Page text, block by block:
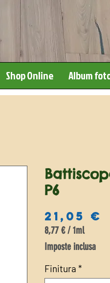
Shop Online Album
P6
21,05 €
8,77 € /1ml
8,77 €
ogni
1
Millilitro
Imposte inclusa
Finitura *